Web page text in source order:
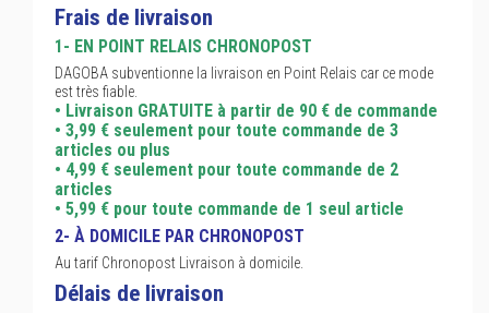
Frais de livraison
1- EN POINT RELAIS CHRONOPOST
DAGOBA subventionne la livraison en Point Relais car ce mode
est très fiable.
• Livraison GRATUITE à partir de 90 € de commande
• 3,99 € seulement pour toute commande de 3
articles ou plus
• 4,99 € seulement pour toute commande de 2
articles
• 5,99 € pour toute commande de 1 seul article
2- À DOMICILE PAR CHRONOPOST
Au tarif Chronopost Livraison à domicile.
Délais de livraison